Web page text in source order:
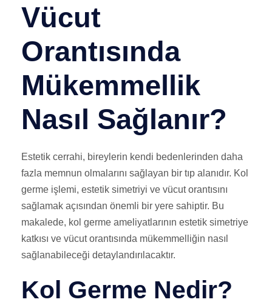
Vücut
Orantısında
Mükemmellik
Nasıl Sağlanır?
Estetik cerrahi, bireylerin kendi bedenlerinden daha
fazla memnun olmalarını sağlayan bir tıp alanıdır. Kol
germe işlemi, estetik simetriyi ve vücut orantısını
sağlamak açısından önemli bir yere sahiptir. Bu
makalede, kol germe ameliyatlarının estetik simetriye
katkısı ve vücut orantısında mükemmelliğin nasıl
sağlanabileceği detaylandırılacaktır.
Kol Germe Nedir?